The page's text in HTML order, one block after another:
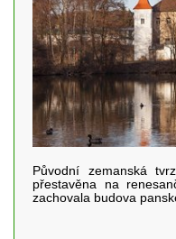
Původní zemanská
přestavěna na
zachovala budova